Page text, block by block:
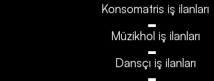
Konsomatris iş ilanları
Müzikhol iş ilanları
Dansçı iş ilanları